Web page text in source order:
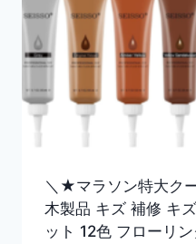
＼★マラソン特大ク
木製品 キズ 補修 キ
ット 12色 フローリ